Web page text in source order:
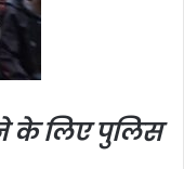
के लिए पुलिस